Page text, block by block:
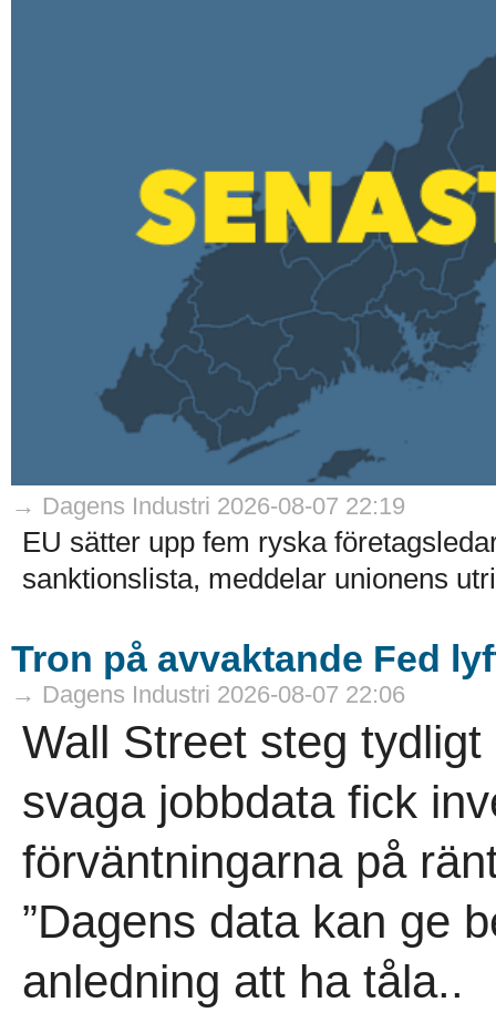
→ Dagens Industri 2026-08-07 22:19
EU sätter upp fem ryska
sanktionslista, meddelar unionens
Tron på avvaktande Fed
→ Dagens Industri 2026-08-07 22:06
Wall Street steg
svaga jobbdata fick
förväntningarna på
”Dagens data kan ge
anledning att ha tåla..